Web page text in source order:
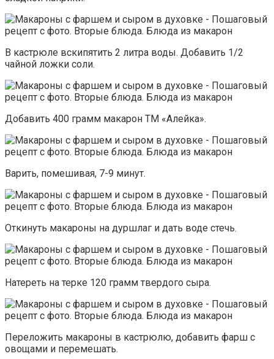
В кастрюле вскипятить 2 литра воды. Добавить 1/2
чайной ложки соли.
Добавить 400 грамм макарон ТМ «Алейка».
Варить, помешивая, 7-9 минут.
Откинуть макароны на дуршлаг и дать воде стечь.
Натереть на терке 120 грамм твердого сыра.
Переложить макароны в кастрюлю, добавить фарш с
овощами и перемешать.